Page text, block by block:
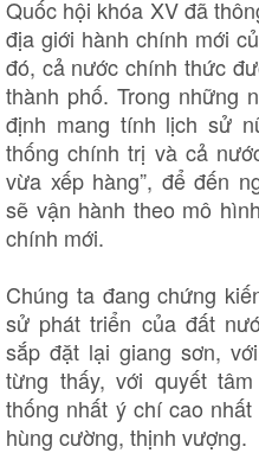
Quốc hội khóa XV đã
địa giới hành chính mới
đó, cả nước chính thức
thành phố. Trong những
định mang tính lịch sử
thống chính trị và cả
vừa xếp hàng”, để đến
sẽ vận hành theo mô
chính mới.
Chúng ta đang chứng
sử phát triển của đất
sắp đặt lại giang sơn,
từng thấy, với quyết
thống nhất ý chí cao
hùng cường, thịnh vượng.